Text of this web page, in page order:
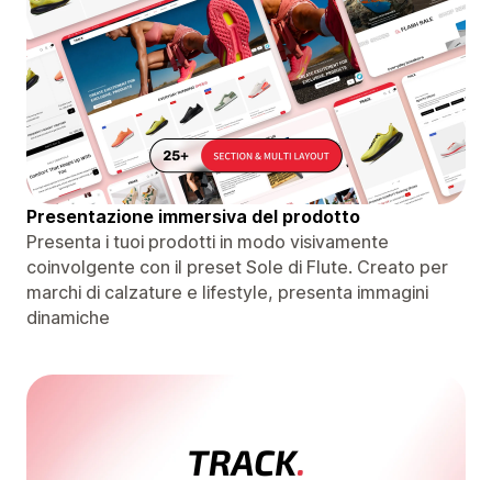
Presentazione immersiva del prodotto
Presenta i tuoi prodotti in modo visivamente
coinvolgente con il preset Sole di Flute. Creato per
marchi di calzature e lifestyle, presenta immagini
dinamiche